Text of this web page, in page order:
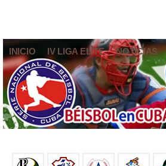
INICIO IV LIGA ELITE NOTICIAS